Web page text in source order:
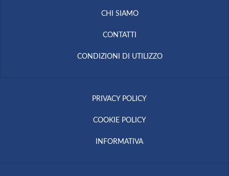
CHI SIAMO
CONTATTI
CONDIZIONI DI UTILIZZO
PRIVACY POLICY
COOKIE POLICY
INFORMATIVA